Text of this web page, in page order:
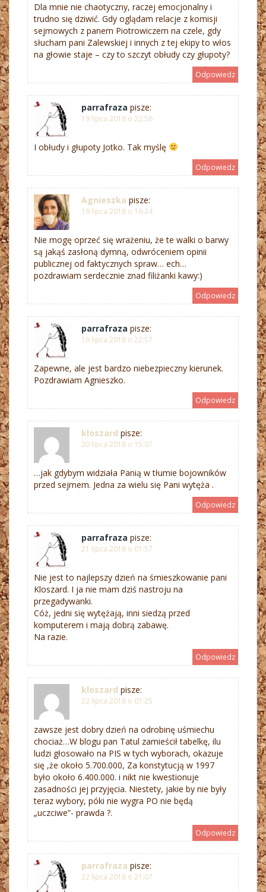
Dla mnie nie chaotyczny, raczej emocjonalny i
trudno się dziwić. Gdy oglądam relacje z komisji
sejmowych z panem Piotrowiczem na czele, gdy
słucham pani Zalewskiej i innych z tej ekipy to włos
na głowie staje – czy to szczyt obłudy czy głupoty?
Odpowiedz
parrafraza pisze:
19 lipca 2018 o 22:56
I obłudy i głupoty Jotko. Tak myślę
Odpowiedz
Agnieszka pisze:
19 lipca 2018 o 16:24
Nie mogę oprzeć się wrażeniu, że te walki o barwy
są jakąś zasłoną dymną, odwróceniem opinii
publicznej od faktycznych spraw… ech…
pozdrawiam serdecznie znad filiżanki kawy:)
Odpowiedz
parrafraza pisze:
19 lipca 2018 o 22:57
Zapewne, ale jest bardzo niebezpieczny kierunek.
Pozdrawiam Agnieszko.
Odpowiedz
kloszard pisze:
20 lipca 2018 o 15:07
…jak gdybym widziała Panią w tłumie bojowników
przed sejmem. Jedna za wielu się Pani wytęża .
Odpowiedz
parrafraza pisze:
21 lipca 2018 o 01:57
Nie jest to najlepszy dzień na śmieszkowanie pani
Kloszard. I ja nie mam dziś nastroju na
przegadywanki.
Cóż, jedni się wytężają, inni siedzą przed
komputerem i mają dobrą zabawę.
Na razie.
Odpowiedz
kloszard pisze:
22 lipca 2018 o 07:25
zawsze jest dobry dzień na odrobinę uśmiechu
chociaż…W blogu pan Tatul zamieścił tabelkę, ilu
ludzi głosowało na PIS w tych wyborach, okazuje
się ,że około 5.700.000, Za konstytucją w 1997
było około 6.400.000. i nikt nie kwestionuje
zasadności jej przyjęcia. Niestety, jakie by nie były
teraz wybory, póki nie wygra PO nie będą
„uczciwe”- prawda ?.
Odpowiedz
parrafraza pisze:
22 lipca 2018 o 21:07